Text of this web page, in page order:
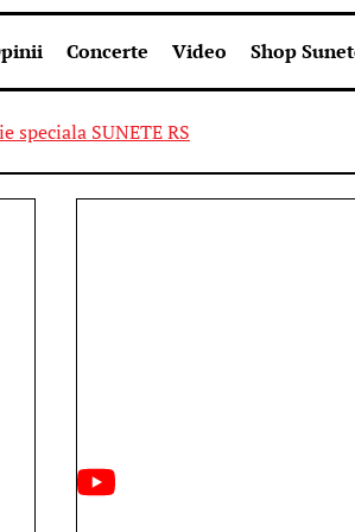
Concerte Video Shop